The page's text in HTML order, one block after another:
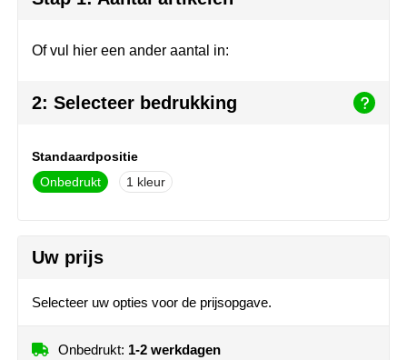
Sleutelhangers & lanyards
Snoepgoed
Vrije tijd, spellen & strand
Herr Bert Antistress
Hydro Flask
Lipton
Marksman
Marvin's
Mentos
Voetbal, EK en WK
Winter
Of vul hier een ander aantal in:
2: Selecteer bedrukking
Standaardpositie
Onbedrukt
1
Uw prijs
Selecteer uw opties voor de prijsopgave.
Onbedrukt: 1-2 werkdagen